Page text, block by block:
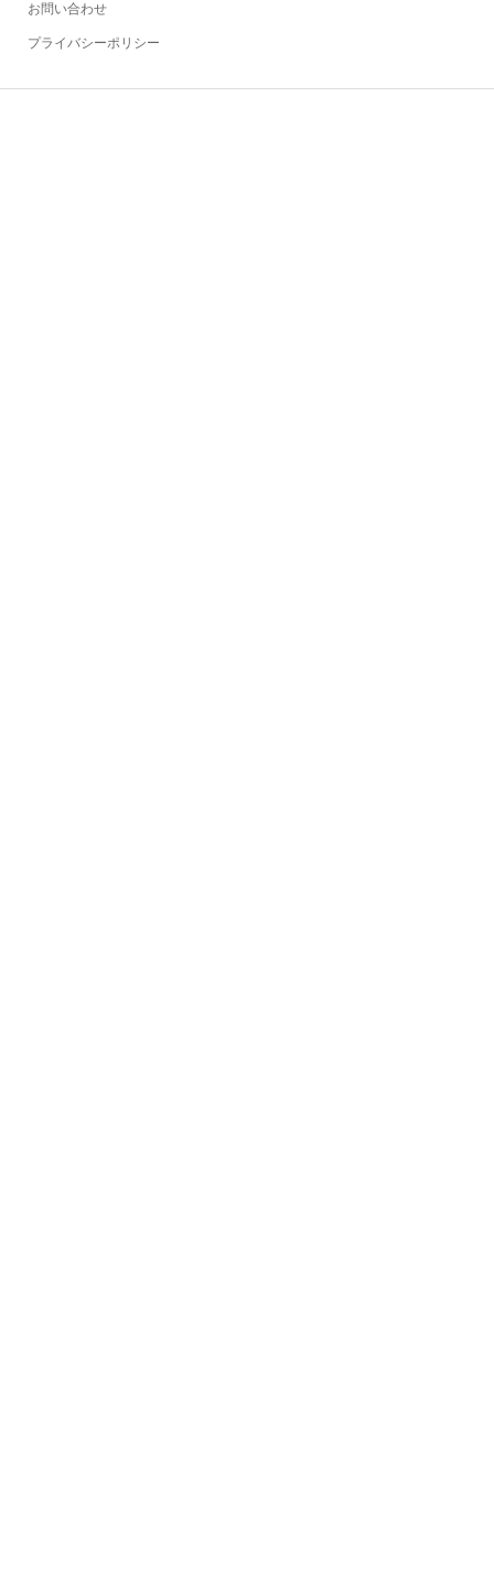
お問い合わせ
プライバシーポリシー